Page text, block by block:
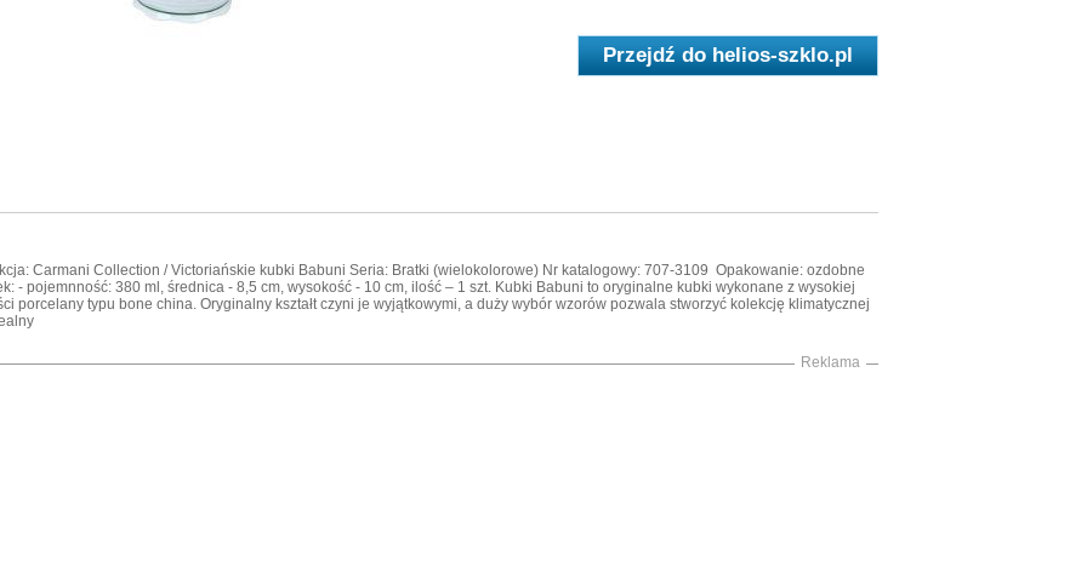
Przejdź dohelios-szklo.pl
Carmani Collection / Victoriańskie kubki Babuni Seria: Bratki (wielokolorowe) Nr katalogowy: 707-3109 Opakowanie: ozdobne
- pojemnność: 380 ml, średnica - 8,5 cm, wysokość - 10 cm, ilość – 1 szt. Kubki Babuni to oryginalne kubki wykonane z wysokiej
porcelany typu bone china. Oryginalny kształt czyni je wyjątkowymi, a duży wybór wzorów pozwala stworzyć kolekcję klimatycznej
Reklama